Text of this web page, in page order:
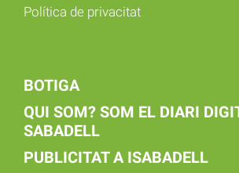
Política de privacitat
BOTIGA
QUI SOM? SOM EL DIARI
SABADELL
PUBLICITAT A ISABADELL